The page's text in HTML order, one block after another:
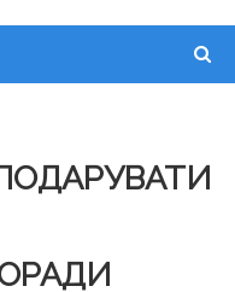
ПОДАРУВАТИ